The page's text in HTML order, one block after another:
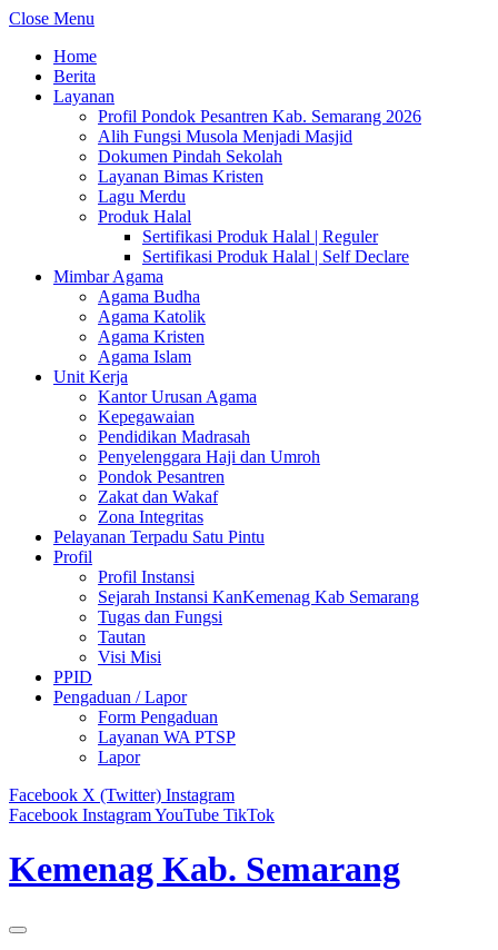
Close Menu
Home
Berita
Layanan
Profil Pondok Pesantren Kab. Semarang 2026
Alih Fungsi Musola Menjadi Masjid
Dokumen Pindah Sekolah
Layanan Bimas Kristen
Lagu Merdu
Produk Halal
Sertifikasi Produk Halal | Reguler
Sertifikasi Produk Halal | Self Declare
Mimbar Agama
Agama Budha
Agama Katolik
Agama Kristen
Agama Islam
Unit Kerja
Kantor Urusan Agama
Kepegawaian
Pendidikan Madrasah
Penyelenggara Haji dan Umroh
Pondok Pesantren
Zakat dan Wakaf
Zona Integritas
Pelayanan Terpadu Satu Pintu
Profil
Profil Instansi
Sejarah Instansi KanKemenag Kab Semarang
Tugas dan Fungsi
Tautan
Visi Misi
PPID
Pengaduan / Lapor
Form Pengaduan
Layanan WA PTSP
Lapor
Facebook X (Twitter) Instagram
Facebook InstagramYouTube TikTok
Kemenag Kab. Semarang